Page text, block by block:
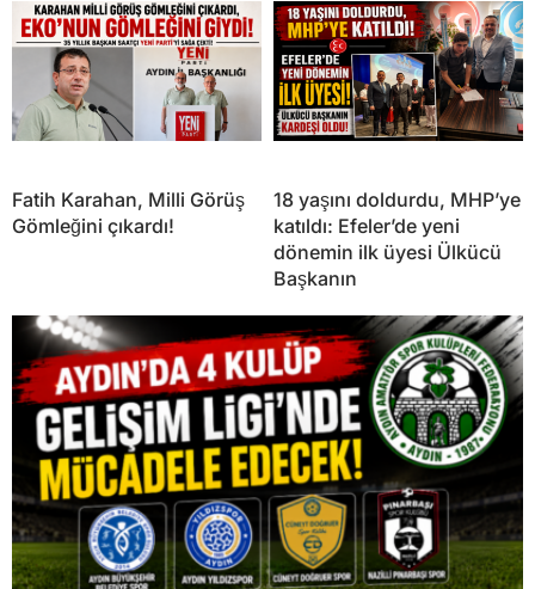
Fatih Karahan, Milli Görüş
Gömleğini çıkardı!
18 yaşını doldurdu, MHP’ye
katıldı: Efeler’de yeni
dönemin ilk üyesi Ülkücü
Başkanın